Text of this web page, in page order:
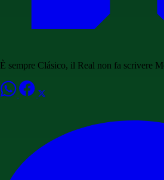
È sempre Clásico, il Real non fa scrivere